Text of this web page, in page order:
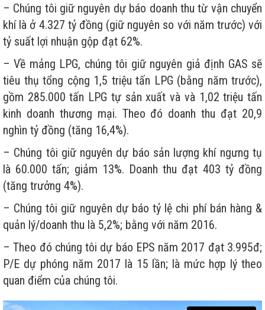
– Chúng tôi giữ nguyên dự báo doanh thu từ vận chuyển
khí là ở 4.327 tỷ đồng (giữ nguyên so với năm trước) với
tỷ suất lợi nhuận gộp đạt 62%.
– Về mảng LPG, chúng tôi giữ nguyên giả định GAS sẽ
tiêu thụ tổng cộng 1,5 triệu tấn LPG (bằng năm trước),
gồm 285.000 tấn LPG tự sản xuất và và 1,02 triệu tấn
kinh doanh thương mại. Theo đó doanh thu đạt 20,9
nghìn tỷ đồng (tăng 16,4%).
– Chúng tôi giữ nguyên dự báo sản lượng khí ngưng tụ
là 60.000 tấn; giảm 13%. Doanh thu đạt 403 tỷ đồng
(tăng trưởng 4%).
– Chúng tôi giữ nguyên dự báo tỷ lệ chi phí bán hàng &
quản lý/doanh thu là 5,2%; bằng với năm 2016.
– Theo đó chúng tôi dự báo EPS năm 2017 đạt 3.995đ;
P/E dự phóng năm 2017 là 15 lần; là mức hợp lý theo
quan điểm của chúng tôi.